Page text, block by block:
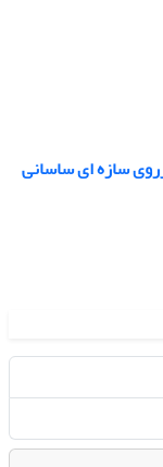
سازه ای ساسانی